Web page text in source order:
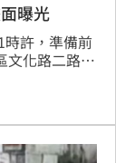
曝光
許，準備前
文化路二路1
道的花圃，
起車禍確切
清。